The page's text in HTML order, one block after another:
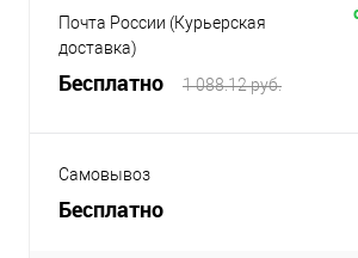
Почта России (Курьерская
доставка)
Бесплатно 1 088.12 руб.
Самовывоз
Бесплатно